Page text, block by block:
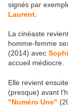
signés par
Laurent.
La cinéaste
homme-femme
(2014) avec
accueil médiocre.
Elle revient
(presque) avant
"Numéro Une"